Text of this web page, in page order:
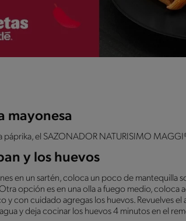
mayonesa
páprika, el SAZONADOR NATURISIMO
y los huevos
en un sartén, coloca un poco de mantequilla
opción es en una olla a fuego medio, coloca
y con cuidado agregas los huevos. Revuelves
y deja cocinar los huevos 4 minutos en el